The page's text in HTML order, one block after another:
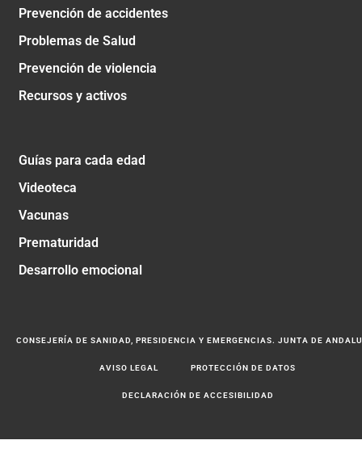
Prevención de accidentes
Problemas de Salud
Prevención de violencia
Recursos y activos
Guías para cada edad
Videoteca
Vacunas
Prematuridad
Desarrollo emocional
CONSEJERÍA DE SANIDAD, PRESIDENCIA Y EMERGENCIAS. JUNTA DE
AVISO LEGAL PROTECCIÓN DE DATOS
DECLARACIÓN DE ACCESIBILIDAD